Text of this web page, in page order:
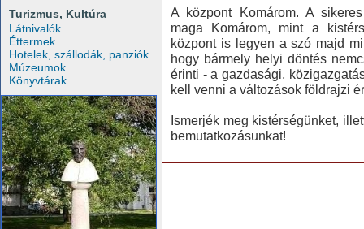
Turizmus, Kultúra
Látnivalók
Éttermek
Hotelek, szállodák, panziók
Múzeumok
Könyvtárak
A központ Komárom. A
maga Komárom, mint a
központ is legyen a szó majd
hogy bármely helyi döntés
érinti - a gazdasági,
kell venni a változások földrajzi
Ismerjék meg kistérségünket,
bemutatkozásunkat!